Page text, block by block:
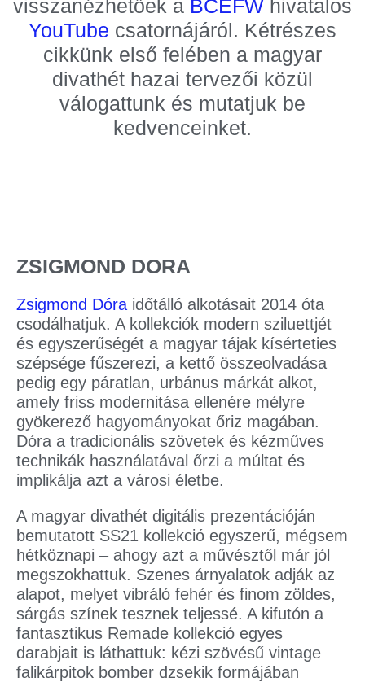
visszanézhetőek a BCEFW hivatalos
YouTube csatornájáról. Kétrészes
cikkünk első felében a magyar
divathét hazai tervezői közül
válogattunk és mutatjuk be
kedvenceinket.
ZSIGMOND DORA
Zsigmond Dóra időtálló alkotásait 2014 óta
csodálhatjuk. A kollekciók modern sziluettjét
és egyszerűségét a magyar tájak kísérteties
szépsége fűszerezi, a kettő összeolvadása
pedig egy páratlan, urbánus márkát alkot,
amely friss modernitása ellenére mélyre
gyökerező hagyományokat őriz magában.
Dóra a tradicionális szövetek és kézműves
technikák használatával őrzi a múltat és
implikálja azt a városi életbe.
A magyar divathét digitális prezentációján
bemutatott SS21 kollekció egyszerű, mégsem
hétköznapi – ahogy azt a művésztől már jól
megszokhattuk. Szenes árnyalatok adják az
alapot, melyet vibráló fehér és finom zöldes,
sárgás színek tesznek teljessé. A kifutón a
fantasztikus Remade kollekció egyes
darabjait is láthattuk: kézi szövésű vintage
falikárpitok bomber dzsekik formájában